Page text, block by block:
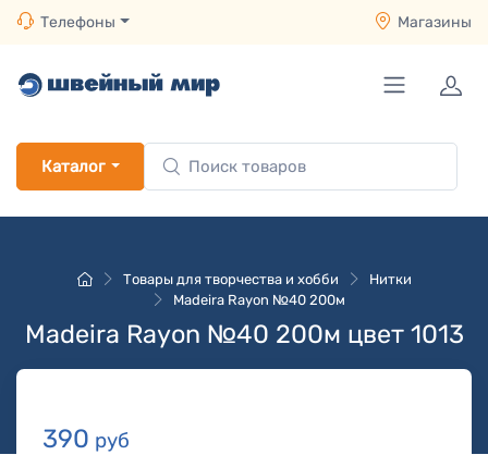
Телефоны Магазины
Каталог
Товары для творчества и хобби
Нитки
Madeira Rayon №40 200м
Madeira Rayon №40 200м цвет 1013
390 руб